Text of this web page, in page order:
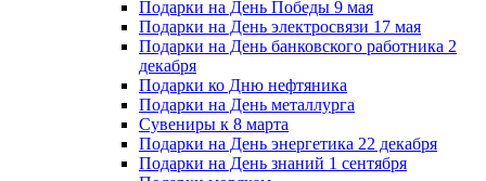
Подарки на День Победы 9 мая
Подарки на День электросвязи 17 мая
Подарки на День банковского работника 2
декабря
Подарки ко Дню нефтяника
Подарки на День металлурга
Сувениры к 8 марта
Подарки на День энергетика 22 декабря
Подарки на День знаний 1 сентября